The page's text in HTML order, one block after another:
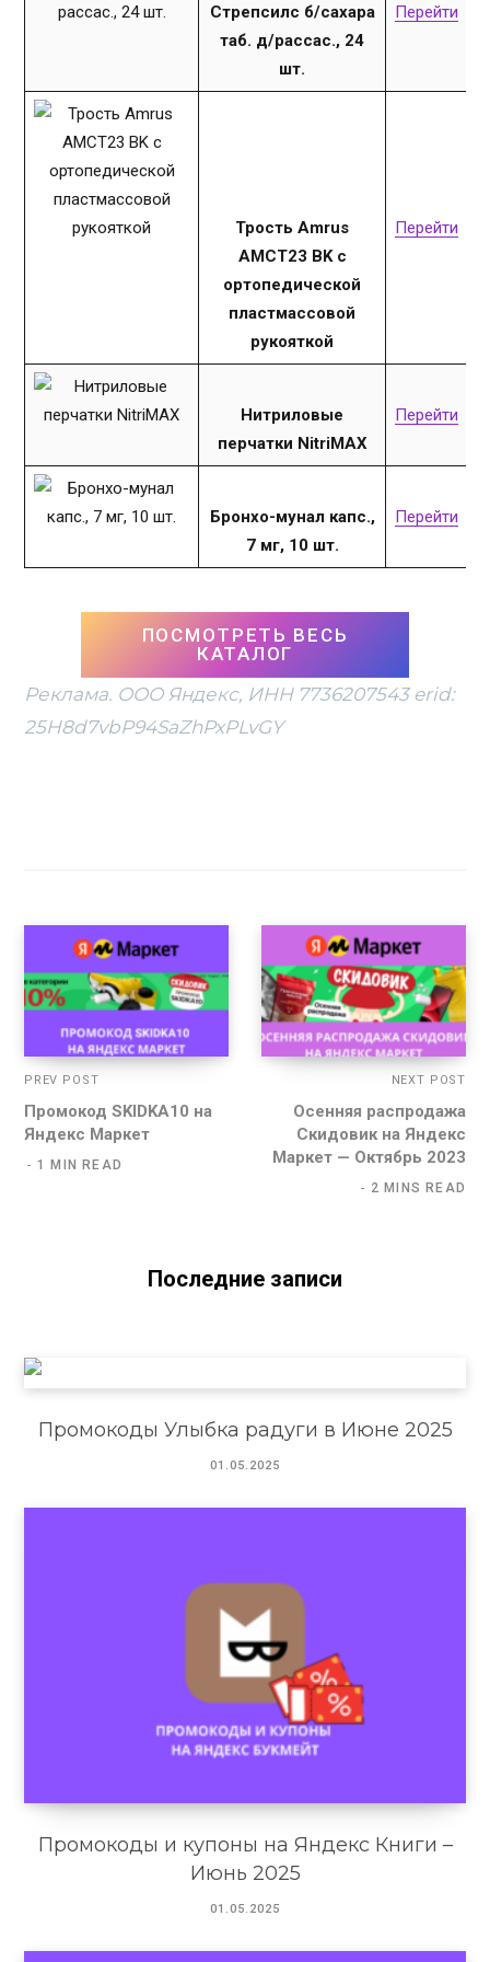
Стрепсилс б/сахара
таб. д/рассас., 24
шт.
Перейти
Трость Amrus
AMCT23 BK с
ортопедической
пластмассовой
рукояткой
Перейти
Нитриловые
перчатки NitriMAX
Перейти
Бронхо-мунал капс.,
7 мг, 10 шт.
Перейти
ПОСМОТРЕТЬ ВЕСЬ
КАТАЛОГ
Реклама. ООО Яндекс, ИНН 7736207543 erid:
25H8d7vbP94SaZhPxPLvGY
PREV POST
Промокод SKIDKA10 на
Яндекс Маркет
1 MIN READ
NEXT POST
Осенняя распродажа
Скидовик на Яндекс
Маркет — Октябрь 2023
2 MINS READ
Последние записи
Промокоды Улыбка радуги в Июне 2025
01.05.2025
Промокоды и купоны на Яндекс Книги –
Июнь 2025
01.05.2025